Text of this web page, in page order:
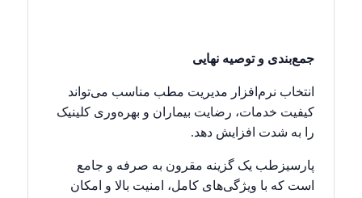
جمع‌بندی و توصیه نهایی
انتخاب نرم‌افزار مدیریت مطب مناسب می‌تواند
کیفیت خدمات، رضایت بیماران و بهره‌وری کلینیک
را به شدت افزایش دهد.
پارسیزطب یک گزینه مقرون به صرفه و جامع
است که با ویژگی‌های کامل، امنیت بالا و امکان